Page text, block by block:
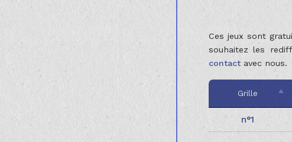
Ces jeux sont
souhaitez les
contactavec nous.
Grille
1